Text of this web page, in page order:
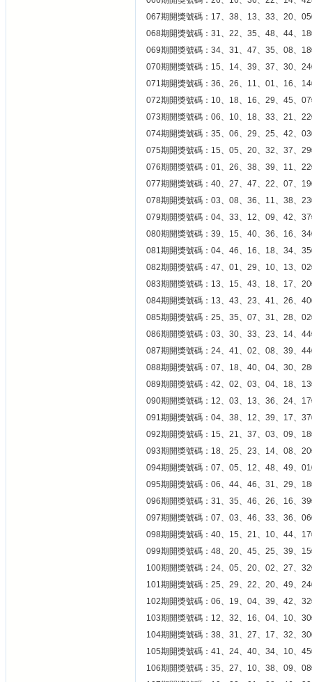
067期開獎號碼：17、38、13、33、20、
068期開獎號碼：31、22、35、48、44、
069期開獎號碼：34、31、47、35、08、
070期開獎號碼：15、14、39、37、30、
071期開獎號碼：36、26、11、01、16、
072期開獎號碼：10、18、16、29、45、
073期開獎號碼：06、10、18、33、21、
074期開獎號碼：35、06、29、25、42、
075期開獎號碼：15、05、20、32、37、
076期開獎號碼：01、26、38、39、11、
077期開獎號碼：40、27、47、22、07、
078期開獎號碼：03、08、36、11、38、
079期開獎號碼：04、33、12、09、42、
080期開獎號碼：39、15、40、36、16、
081期開獎號碼：04、46、16、18、34、
082期開獎號碼：47、01、29、10、13、
083期開獎號碼：13、15、43、18、17、
084期開獎號碼：13、43、23、41、26、
085期開獎號碼：25、35、07、31、28、
086期開獎號碼：03、30、33、23、14、
087期開獎號碼：24、41、02、08、39、
088期開獎號碼：07、18、40、04、30、
089期開獎號碼：42、02、03、04、18、
090期開獎號碼：12、03、13、36、24、
091期開獎號碼：04、38、12、39、17、
092期開獎號碼：15、21、37、03、09、
093期開獎號碼：18、25、23、14、08、
094期開獎號碼：07、05、12、48、49、
095期開獎號碼：06、44、46、31、29、
096期開獎號碼：31、35、46、26、16、
097期開獎號碼：07、03、46、33、36、
098期開獎號碼：40、15、21、10、44、
099期開獎號碼：48、20、45、25、39、
100期開獎號碼：24、05、20、02、27、
101期開獎號碼：25、29、22、20、49、
102期開獎號碼：06、19、04、39、42、
103期開獎號碼：12、32、16、04、10、
104期開獎號碼：38、31、27、17、32、
105期開獎號碼：41、24、40、34、10、
106期開獎號碼：35、27、10、38、09、